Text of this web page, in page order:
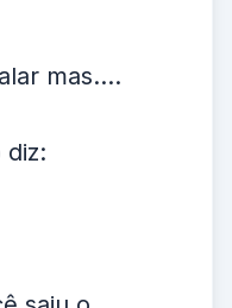
mas....
diz: